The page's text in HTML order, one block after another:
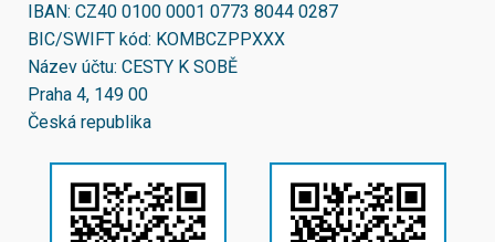
IBAN: CZ40 0100 0001 0773 8044 0287
BIC/SWIFT kód: KOMBCZPPXXX
Název účtu: CESTY K SOBĚ
Praha 4, 149 00
Česká republika